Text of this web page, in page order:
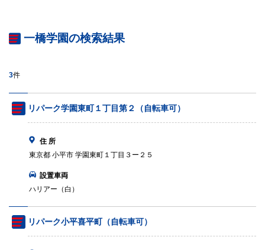
一橋学園の検索結果
3件
リパーク学園東町１丁目第２（自転車可）
住 所
東京都 小平市 学園東町１丁目３ー２５
設置車両
ハリアー（白）
リパーク小平喜平町（自転車可）